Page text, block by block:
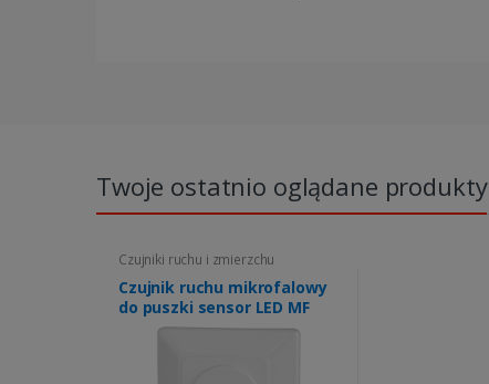
Twoje ostatnio oglądane produkty
Czujniki ruchu i zmierzchu
Czujnik ruchu mikrofalowy
do puszki sensor LED MF